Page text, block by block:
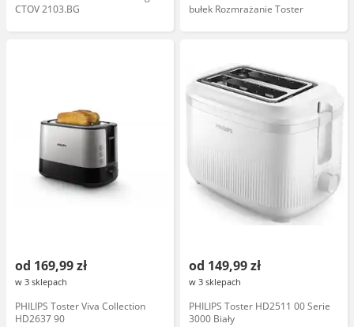
CTOV 2103.BG
bułek Rozmrażanie Toster
od 169,99 zł
w 3 sklepach
PHILIPS Toster Viva Collection
HD2637 90
od 149,99 zł
w 3 sklepach
PHILIPS Toster HD2511 00 Serie
3000 Biały